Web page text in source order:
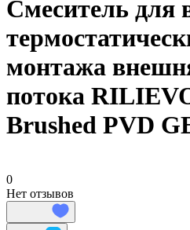
Смеситель для
монтажа
потока
Brushed PVD
0
Нет отзывов